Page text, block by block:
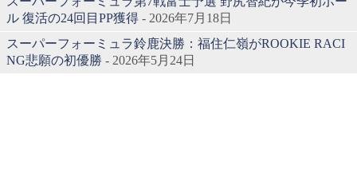
ル 復活の24回目PP獲得 - 2026年7月18日
スーパーフォーミュラ鈴鹿決勝：福住仁嶺がROOKIE RACI
NG悲願の初優勝 - 2026年5月24日